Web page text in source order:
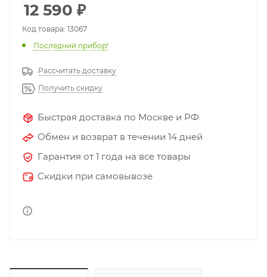
12 590 ₽
Код товара: 13067
Последний прибор!
Рассчитать доставку
Получить скидку
Быстрая доставка по Москве и РФ
Обмен и возврат в течении 14 дней
Гарантия от 1 года на все товары
Скидки при самовывозе